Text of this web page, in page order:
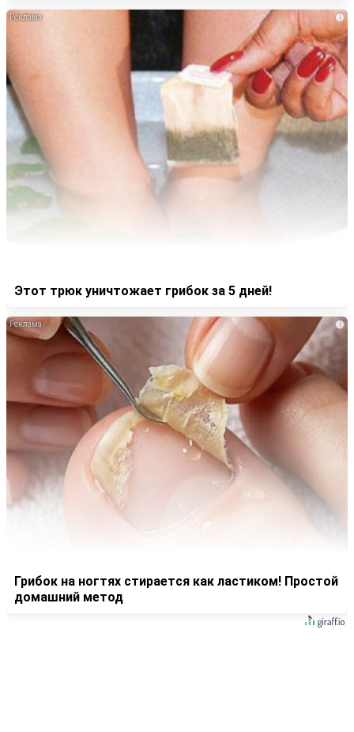
i
Этот трюк уничтожает грибок за 5 дней!
i
Грибок на ногтях стирается как ластиком! Простой
домашний метод